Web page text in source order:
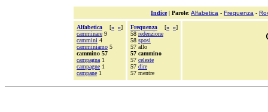
Indice| Parole: Alfabetica - Frequenza -
Alfabetica [« »]
camminare 9
cammini 4
camminiamo 5
cammino 57
campagna 1
campagne 1
campane 1
Frequenza [« »]
58 redenzione
58 sposi
57 allo
57 cammino
57 celeste
57 dire
57 mentre